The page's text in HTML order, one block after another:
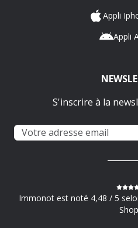
Appli
Appli
S'inscrire à la
Immonot est noté 4,48 / 5